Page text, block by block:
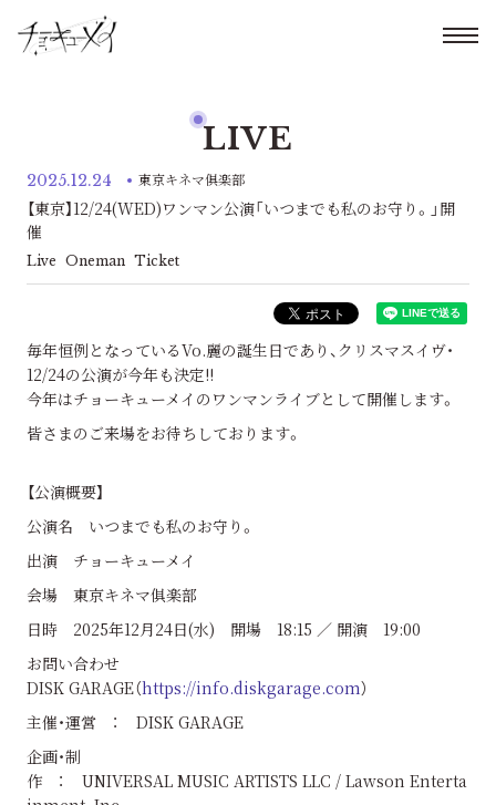
LIVE
2025.12.24 東京キネマ俱楽部
【東京】12/24(WED)ワンマン公演「いつまでも私のお守り。」開
催
Live Oneman Ticket
毎年恒例となっているVo.麗の誕生日であり、クリスマスイヴ・
12/24の公演が今年も決定!!
今年はチョーキューメイのワンマンライブとして開催します。
皆さまのご来場をお待ちしております。
【公演概要】
公演名 いつまでも私のお守り。
出演 チョーキューメイ
会場 東京キネマ俱楽部
日時 2025年12月24日(水) 開場 18:15 ／ 開演 19:00
お問い合わせ
DISK GARAGE（https://info.diskgarage.com）
主催・運営 ： DISK GARAGE
企画・制
作 ： UNIVERSAL MUSIC ARTISTS LLC / Lawson Enterta